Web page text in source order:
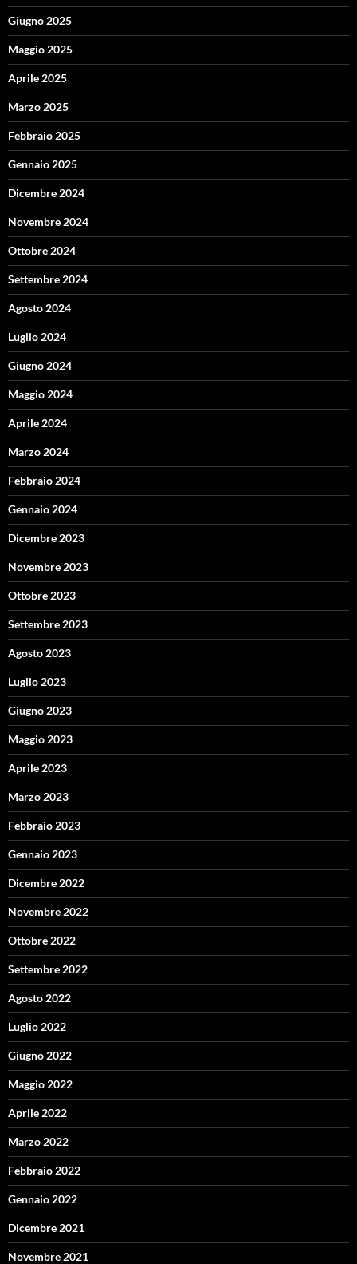
Giugno 2025
Maggio 2025
Aprile 2025
Marzo 2025
Febbraio 2025
Gennaio 2025
Dicembre 2024
Novembre 2024
Ottobre 2024
Settembre 2024
Agosto 2024
Luglio 2024
Giugno 2024
Maggio 2024
Aprile 2024
Marzo 2024
Febbraio 2024
Gennaio 2024
Dicembre 2023
Novembre 2023
Ottobre 2023
Settembre 2023
Agosto 2023
Luglio 2023
Giugno 2023
Maggio 2023
Aprile 2023
Marzo 2023
Febbraio 2023
Gennaio 2023
Dicembre 2022
Novembre 2022
Ottobre 2022
Settembre 2022
Agosto 2022
Luglio 2022
Giugno 2022
Maggio 2022
Aprile 2022
Marzo 2022
Febbraio 2022
Gennaio 2022
Dicembre 2021
Novembre 2021